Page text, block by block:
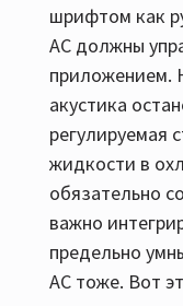
шрифтом как
АС должны
приложением.
акустика
регулируемая
жидкости в
обязательно
важно
предельно
АС тоже. Вот